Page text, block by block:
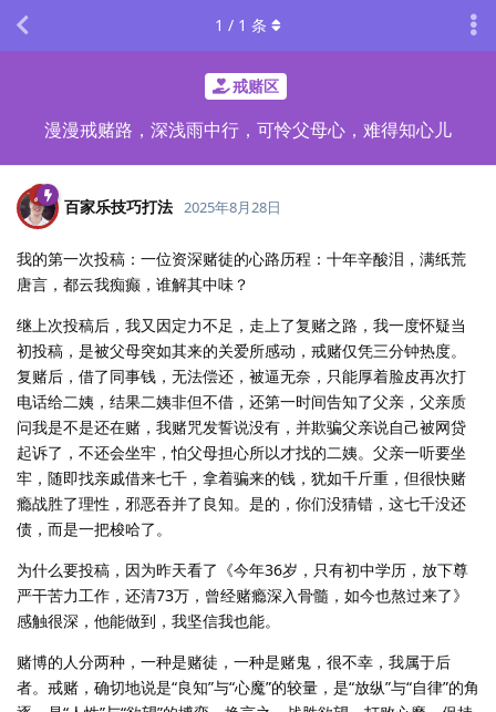
戒赌区
漫漫戒赌路，深浅雨中行，可怜父母心，难得知心儿
1 / 1 条
百家乐技巧打法 2025年8月28日
我的第一次投稿：一位资深赌徒的心路历程：十年辛酸泪，满纸荒
唐言，都云我痴癫，谁解其中味？
继上次投稿后，我又因定力不足，走上了复赌之路，我一度怀疑当
初投稿，是被父母突如其来的关爱所感动，戒赌仅凭三分钟热度。
复赌后，借了同事钱，无法偿还，被逼无奈，只能厚着脸皮再次打
电话给二姨，结果二姨非但不借，还第一时间告知了父亲，父亲质
问我是不是还在赌，我赌咒发誓说没有，并欺骗父亲说自己被网贷
起诉了，不还会坐牢，怕父母担心所以才找的二姨。父亲一听要坐
牢，随即找亲戚借来七千，拿着骗来的钱，犹如千斤重，但很快赌
瘾战胜了理性，邪恶吞并了良知。是的，你们没猜错，这七千没还
债，而是一把梭哈了。
为什么要投稿，因为昨天看了《今年36岁，只有初中学历，放下尊
严干苦力工作，还清73万，曾经赌瘾深入骨髓，如今也熬过来了》
感触很深，他能做到，我坚信我也能。
赌博的人分两种，一种是赌徒，一种是赌鬼，很不幸，我属于后
者。戒赌，确切地说是“良知”与“心魔”的较量，是“放纵”与“自律”的角